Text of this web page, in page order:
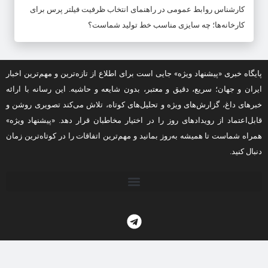
کارشناس روابط عمومی در راهنمای انتخاب ظرفیت فیلتر پرس برای
کارخانه‌ها؛ چه سایزی مناسب خط تولید شماست؟
پایگاه خبری «پیشنهاد ویژه» جایی است برای اطلاع از تازه‌ترین و مهم‌ترین اخبار
ایران و جهان؛ سریع، دقیق و معتبر، بدون شایعه و حاشیه. این رسانه با ارائه
خبرهای داغ، گزارش‌های ویژه و تحلیل‌های کوتاه، تلاش می‌کند تصویری روشن و
قابل‌اعتماد از رویدادهای روز را در اختیار مخاطبان قرار دهد. «پیشنهاد ویژه»
همراه شماست تا همیشه به‌روز بمانید و مهم‌ترین اتفاقات را در کوتاه‌ترین زمان
دنبال کنید.